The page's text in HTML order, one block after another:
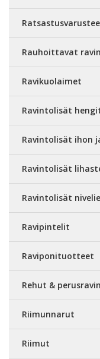
Rauhoittavat
Ravikuolaimet
Ravintolisät
Ravintolisät ihon
Ravintolisät
Ravintolisät
Ravipintelit
Raviponituotteet
Rehut &
Riimunnarut
Riimut